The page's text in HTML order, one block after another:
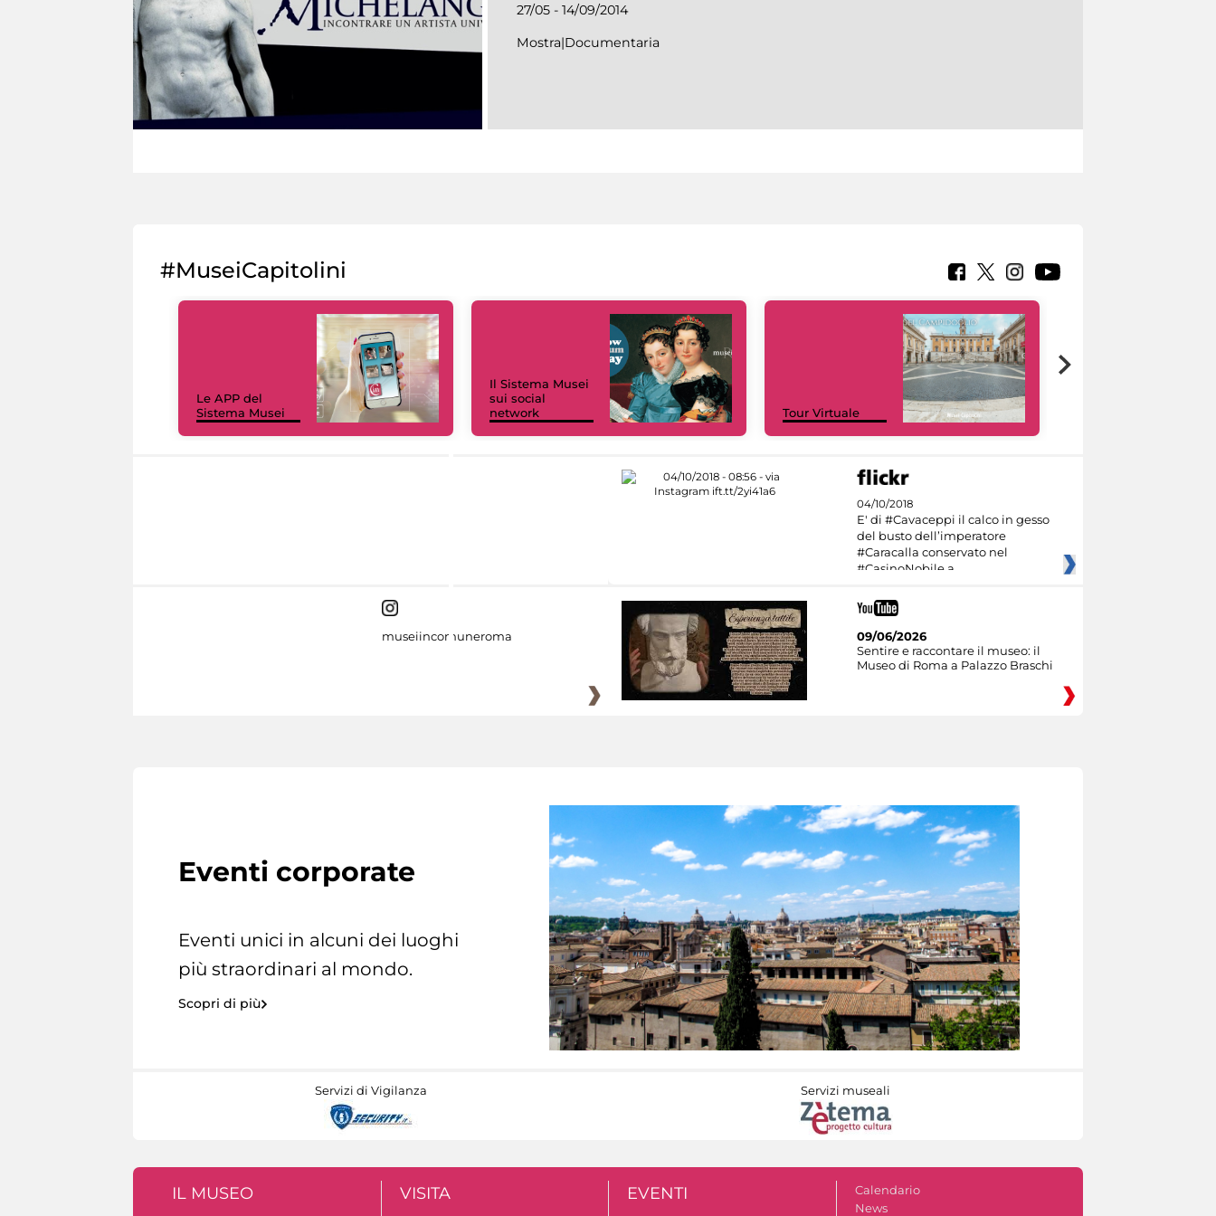
27/05 - 14/09/2014
Mostra|Documentaria
#MuseiCapitolini
Le APP del
Sistema Musei
Il Sistema Musei
sui social
network
Tour Virtuale
04/10/2018
E' di #Cavaceppi il calco in gesso
del busto dell’imperatore
#Caracalla conservato nel
#CasinoNobile a
museiincomuneroma
09/06/2026
Sentire e raccontare il museo: il
Museo di Roma a Palazzo Braschi
Eventi corporate
Eventi unici in alcuni dei luoghi
più straordinari al mondo.
Scopri di più
Servizi di Vigilanza Servizi museali
IL MUSEO VISITA EVENTI
Calendario
News